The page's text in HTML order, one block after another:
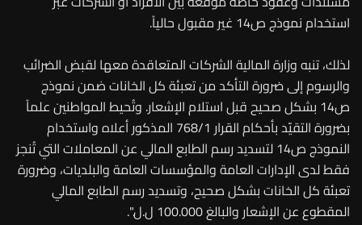
استخدام نموذج ص14 غير مقبول حالياً.
لذلك، تنبه وزارة المالية الشركات المتعاقدة معها لقبض الضرائب
والرسوم إلى ضرورة التأكد من تعبئة كل الخانات ضمن نموذج
ص14 بشكل صحيح قبل استلام الإشعار. وتُحيط المواطنين علماً
بضرورة التقيّد بأحكام القرار 768/1 المذكور أعلاه واستخدام
النموذج ص14 لتسديد رسم الطابع المالي عن المعاملات التي تُنجز
فقط لدى الإدارات العامة والمؤسسات العامة والبلديات، وضرورة
تعبئة كل الخانات بشكل صحيح، وتسديد رسم الطابع المالي
المقطوع عن الإشعار والبالغ 100.000 ل.ل.".